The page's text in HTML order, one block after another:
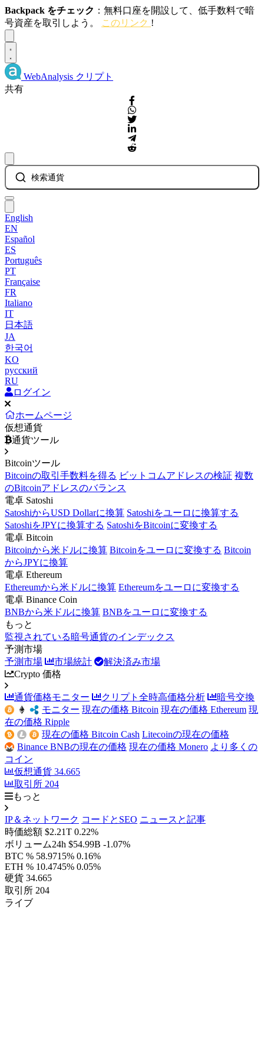
Backpack をチェック ：無料口座を開設して、低手数料で暗
号資産を取引しよう。
このリンク !
WebAnalysis クリプト
共有
検索通貨
English
EN
Español
ES
Português
PT
Française
FR
Italiano
IT
日本語
JA
한국어
KO
русский
RU
ログイン
ホームページ
仮想通貨
通貨ツール
Bitcoinツール
Bitcoinの取引手数料を得る ビットコムアドレスの検証 複数
のBitcoinアドレスのバランス
電卓 Satoshi
SatoshiからUSD Dollarに換算 Satoshiをユーロに換算する
SatoshiをJPYに換算する SatoshiをBitcoinに変換する
電卓 Bitcoin
Bitcoinから米ドルに換算 Bitcoinをユーロに変換する Bitcoin
からJPYに換算
電卓 Ethereum
Ethereumから米ドルに換算 Ethereumをユーロに変換する
電卓 Binance Coin
BNBから米ドルに換算 BNBをユーロに変換する
もっと
監視されている暗号通貨のインデックス
予測市場
予測市場
市場統計
解決済み市場
Crypto 価格
通貨価格モニター クリプト全時高価格分析
暗号交換
モニター 現在の価格 Bitcoin 現在の価格 Ethereum 現
在の価格 Ripple
現在の価格 Bitcoin Cash Litecoinの現在の価格
Binance BNBの現在の価格 現在の価格 Monero より多くの
コイン
仮想通貨 34.665
取引所 204
もっと
IP＆ネットワーク コードとSEO ニュースと記事
時価総額 $2.21T 0.22%
ボリューム24h $54.99B -1.07%
BTC % 58.9715% 0.16%
ETH % 10.4745% 0.05%
硬貨 34.665
取引所 204
ライブ